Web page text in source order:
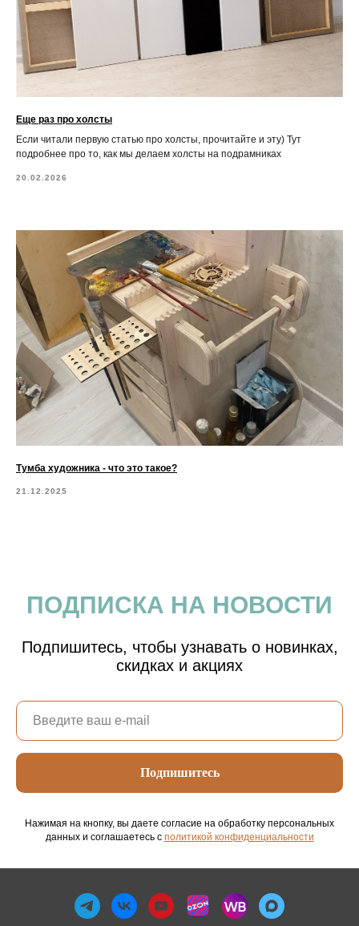
Еще раз про холсты
Если читали первую статью про холсты, прочитайте и эту) Тут
подробнее про то, как мы делаем холсты на подрамниках
20.02.2026
Тумба художника - что это такое?
21.12.2025
ПОДПИСКА НА НОВОСТИ
Подпишитесь, чтобы узнавать о новинках,
скидках и акциях
Подпишитесь
Нажимая на кнопку, вы даете согласие на обработку персональных
данных и соглашаетесь c политикой конфиденциальности